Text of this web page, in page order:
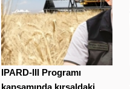
IPARD-III Programı
kapsamında kırsaldaki ...